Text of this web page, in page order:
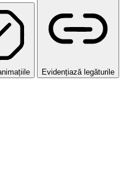
Evidențiază legăturile